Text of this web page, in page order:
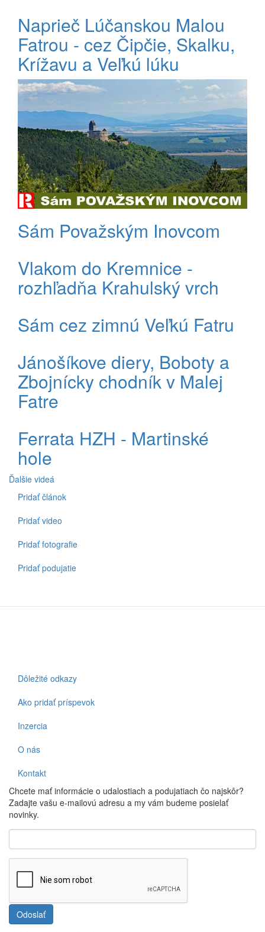
Naprieč Lúčanskou Malou
Fatrou - cez Čipčie, Skalku,
Krížavu a Veľkú lúku
Sám Považským Inovcom
Vlakom do Kremnice -
rozhľadňa Krahulský vrch
Sám cez zimnú Veľkú Fatru
Jánošíkove diery, Boboty a
Zbojnícky chodník v Malej
Fatre
Ferrata HZH - Martinské
hole
Ďalšie videá
Spodné
menu
Pridať článok
Pridať video
Pridať fotografie
Pridať podujatie
Footer
Dôležité odkazy
Ako pridať príspevok
Inzercia
O nás
Kontakt
Chcete mať informácie o udalostiach a podujatiach čo najskôr?
Zadajte vašu e-mailovú adresu a my vám budeme posielať
novinky.
Odoslať